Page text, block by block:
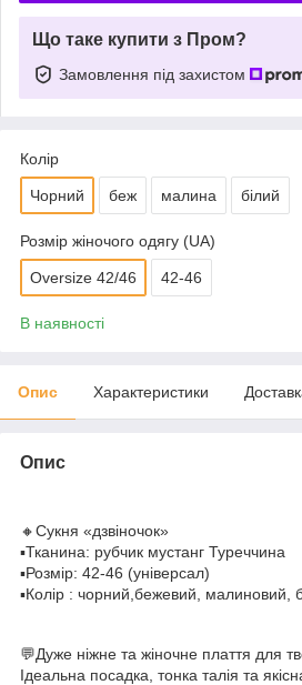
Що таке купити з Пром?
Замовлення під захистом
Колір
Чорний беж малина білий
Розмір жіночого одягу (UA)
Oversize 42/46 42-46
В наявності
Опис Характеристики
Опис
🔸Сукня «дзвіночок»
▪️Тканина: рубчик мустанг Туреччина
▪️Розмір: 42-46 (універсал)
▪️Колір : чорний,бежевий, малиновий,
💬Дуже ніжне та жіночне плаття для
Ідеальна посадка, тонка талія та